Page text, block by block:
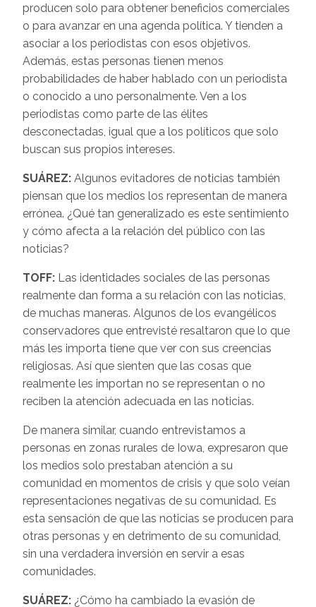
producen solo para obtener beneficios comerciales
o para avanzar en una agenda política. Y tienden a
asociar a los periodistas con esos objetivos.
Además, estas personas tienen menos
probabilidades de haber hablado con un periodista
o conocido a uno personalmente. Ven a los
periodistas como parte de las élites
desconectadas, igual que a los políticos que solo
buscan sus propios intereses.
SUÁREZ: Algunos evitadores de noticias también
piensan que los medios los representan de manera
errónea. ¿Qué tan generalizado es este sentimiento
y cómo afecta a la relación del público con las
noticias?
TOFF: Las identidades sociales de las personas
realmente dan forma a su relación con las noticias,
de muchas maneras. Algunos de los evangélicos
conservadores que entrevisté resaltaron que lo que
más les importa tiene que ver con sus creencias
religiosas. Así que sienten que las cosas que
realmente les importan no se representan o no
reciben la atención adecuada en las noticias.
De manera similar, cuando entrevistamos a
personas en zonas rurales de Iowa, expresaron que
los medios solo prestaban atención a su
comunidad en momentos de crisis y que solo veían
representaciones negativas de su comunidad. Es
esta sensación de que las noticias se producen para
otras personas y en detrimento de su comunidad,
sin una verdadera inversión en servir a esas
comunidades.
SUÁREZ: ¿Cómo ha cambiado la evasión de